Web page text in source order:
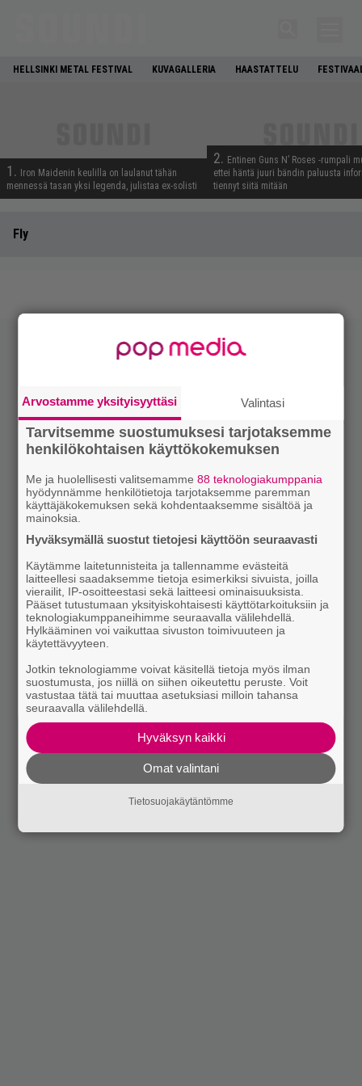
HELLSINKI METAL FESTIVAL KUVAGALLERIA HAASTATTELU
1.
Iron Maidenin keulilla on laulanut tähän
mennessä tasan yksi legenda, julistaa ex-solisti
2. Entinen Guns N’ Roses -rumpali
ettei häntä juuri bändin paluusta
tiennyt siitä mitään
Fly
Arvostamme yksityisyyttäsi Valintasi
Tarvitsemme suostumuksesi tarjotaksemme
henkilökohtaisen käyttökokemuksen
Me ja huolellisesti valitsemamme88 teknologiakumppania
hyödynnämme henkilötietoja tarjotaksemme paremman
käyttäjäkokemuksen sekä kohdentaaksemme sisältöä ja
mainoksia.
Hyväksymällä suostut tietojesi käyttöön seuraavasti
Käytämme laitetunnisteita ja tallennamme evästeitä
laitteellesi saadaksemme tietoja esimerkiksi sivuista, joilla
vierailit, IP-osoitteestasi sekä laitteesi ominaisuuksista.
Pääset tutustumaan yksityiskohtaisesti käyttötarkoituksiin ja
teknologiakumppaneihimme seuraavalla välilehdellä.
Hylkääminen voi vaikuttaa sivuston toimivuuteen ja
käytettävyyteen.
Jotkin teknologiamme voivat käsitellä tietoja myös ilman
suostumusta, jos niillä on siihen oikeutettu peruste. Voit
vastustaa tätä tai muuttaa asetuksiasi milloin tahansa
seuraavalla välilehdellä.
Hyväksyn kaikki
Omat valintani
Tietosuojakäytäntömme